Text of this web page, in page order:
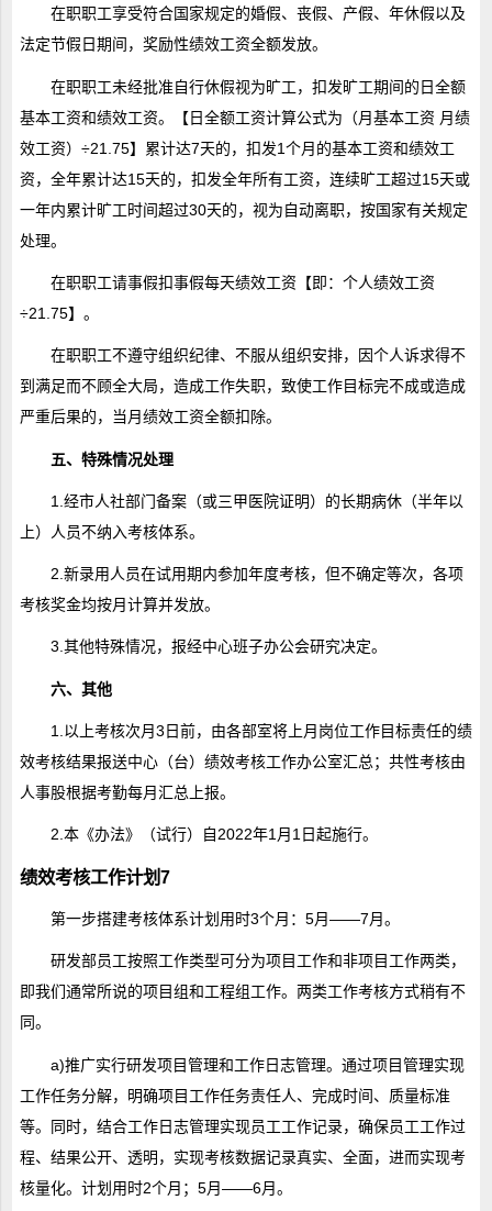
在职职工享受符合国家规定的婚假、丧假、产假、年休假以及
法定节假日期间，奖励性绩效工资全额发放。
在职职工未经批准自行休假视为旷工，扣发旷工期间的日全额
基本工资和绩效工资。【日全额工资计算公式为（月基本工资 月绩
效工资）÷21.75】累计达7天的，扣发1个月的基本工资和绩效工
资，全年累计达15天的，扣发全年所有工资，连续旷工超过15天或
一年内累计旷工时间超过30天的，视为自动离职，按国家有关规定
处理。
在职职工请事假扣事假每天绩效工资【即：个人绩效工资
÷21.75】。
在职职工不遵守组织纪律、不服从组织安排，因个人诉求得不
到满足而不顾全大局，造成工作失职，致使工作目标完不成或造成
严重后果的，当月绩效工资全额扣除。
五、特殊情况处理
1.经市人社部门备案（或三甲医院证明）的长期病休（半年以
上）人员不纳入考核体系。
2.新录用人员在试用期内参加年度考核，但不确定等次，各项
考核奖金均按月计算并发放。
3.其他特殊情况，报经中心班子办公会研究决定。
六、其他
1.以上考核次月3日前，由各部室将上月岗位工作目标责任的绩
效考核结果报送中心（台）绩效考核工作办公室汇总；共性考核由
人事股根据考勤每月汇总上报。
2.本《办法》（试行）自2022年1月1日起施行。
绩效考核工作计划7
第一步搭建考核体系计划用时3个月：5月——7月。
研发部员工按照工作类型可分为项目工作和非项目工作两类，
即我们通常所说的项目组和工程组工作。两类工作考核方式稍有不
同。
a)推广实行研发项目管理和工作日志管理。通过项目管理实现
工作任务分解，明确项目工作任务责任人、完成时间、质量标准
等。同时，结合工作日志管理实现员工工作记录，确保员工工作过
程、结果公开、透明，实现考核数据记录真实、全面，进而实现考
核量化。计划用时2个月；5月——6月。